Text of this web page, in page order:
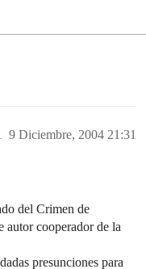
9 Diciembre, 2004 21:31
del Crimen de
cooperador de la
presunciones para